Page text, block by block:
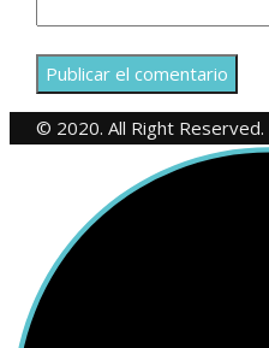
© 2020. All Right Reserved.